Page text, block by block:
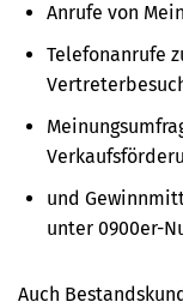
Anrufe von
Telefonanrufe
und
unter 0900er-
Auch